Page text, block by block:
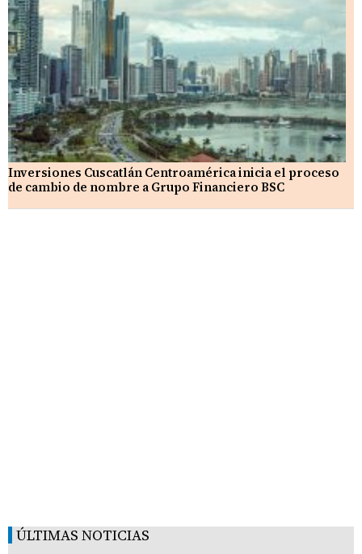
Inversiones Cuscatlán Centroamérica inicia el proceso
de cambio de nombre a Grupo Financiero BSC
ÚLTIMAS NOTICIAS